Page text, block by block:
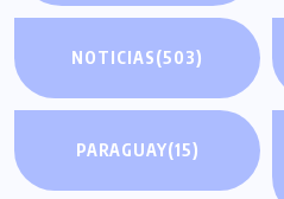
NOTICIAS(503)
PARAGUAY(15)